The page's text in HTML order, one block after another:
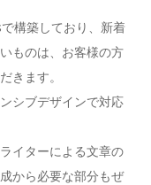
構築しており、新着
ものは、お客様の方
きます。
シブデザインで対応
イターによる文章の
から必要な部分もぜ